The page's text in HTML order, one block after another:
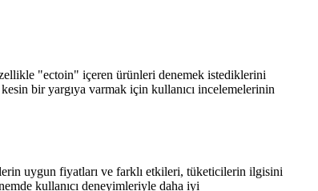
"ectoin" içeren ürünleri denemek istediklerini
bir yargıya varmak için kullanıcı incelemelerinin
uygun fiyatları ve farklı etkileri, tüketicilerin ilgisini
kullanıcı deneyimleriyle daha iyi